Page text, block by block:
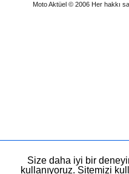
Moto Aktüel © 2006 Her hakkı
Size daha iyi bir
kullanıyoruz. Sitemizi